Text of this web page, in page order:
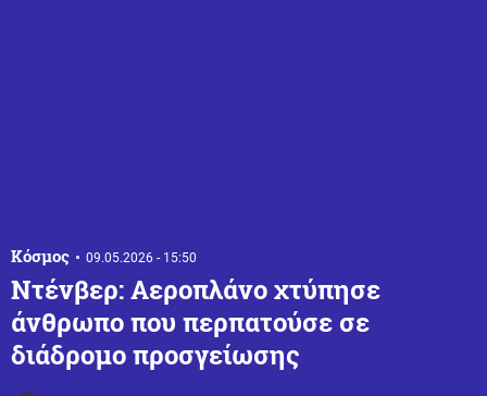
Κόσμος 09.05.2026 - 15:50
Ντένβερ: Αεροπλάνο χτύπησε
άνθρωπο που περπατούσε σε
διάδρομο προσγείωσης